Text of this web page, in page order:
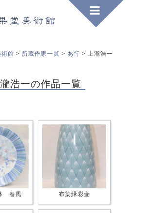
館 > 所蔵作家一覧 > あ行 > 上瀧浩一
瀧浩一の作品一覧
春風 布染緑彩壷